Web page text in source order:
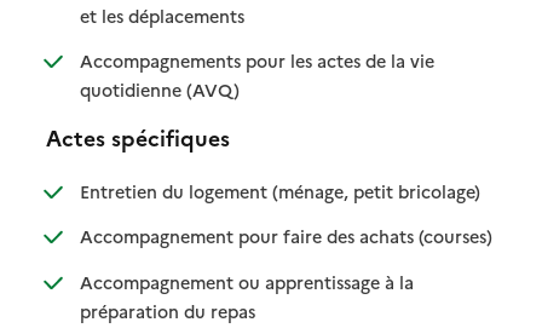
et les déplacements: disponible
: non disponible
Accompagnements pour les actes de la vie
quotidienne (AVQ): disponible
: non disponible
Actes spécifiques
Entretien du logement (ménage, petit bricolage): disponible
: non
Accompagnement pour faire des achats (courses)
:
: non
Accompagnement ou apprentissage à la
préparation du repas: disponible
: non disponible